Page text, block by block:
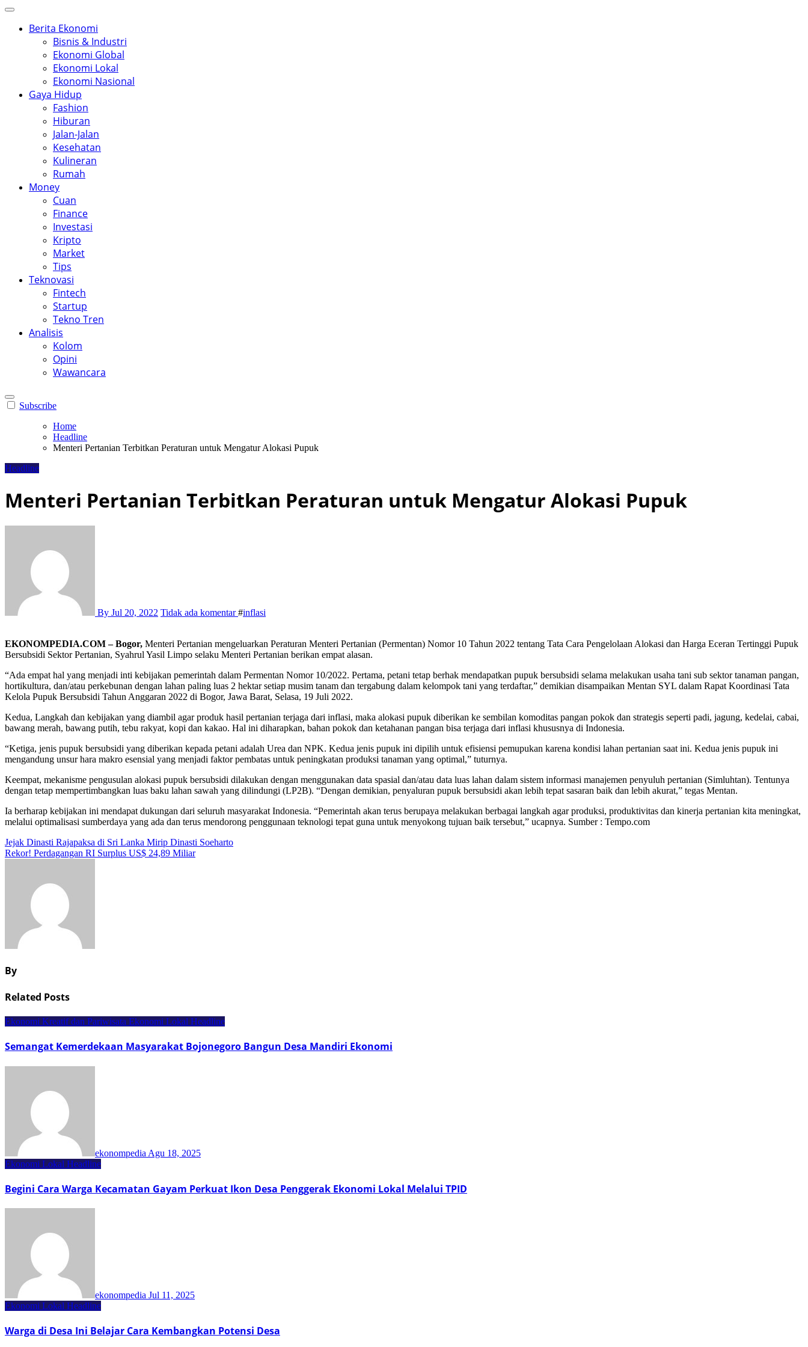
Berita Ekonomi
Bisnis & Industri
Ekonomi Global
Ekonomi Lokal
Ekonomi Nasional
Gaya Hidup
Fashion
Hiburan
Jalan-Jalan
Kesehatan
Kulineran
Rumah
Money
Cuan
Finance
Investasi
Kripto
Market
Tips
Teknovasi
Fintech
Startup
Tekno Tren
Analisis
Kolom
Opini
Wawancara
Subscribe
Home
Headline
Menteri Pertanian Terbitkan Peraturan untuk Mengatur Alokasi Pupuk
Headline
Menteri Pertanian Terbitkan Peraturan untuk Mengatur Alokasi Pupuk
By Jul 20, 2022 Tidak ada komentar#inflasi
EKONOMPEDIA.COM – Bogor, Menteri Pertanian mengeluarkan Peraturan Menteri Pertanian (Permentan) Nomor 10 Tahun 2022 tentang Tata Cara Pengelolaan Alokasi dan Harga Eceran Tertinggi Pupuk
Bersubsidi Sektor Pertanian, Syahrul Yasil Limpo selaku Menteri Pertanian berikan empat alasan.
“Ada empat hal yang menjadi inti kebijakan pemerintah dalam Permentan Nomor 10/2022. Pertama, petani tetap berhak mendapatkan pupuk bersubsidi selama melakukan usaha tani sub sektor tanaman pangan,
hortikultura, dan/atau perkebunan dengan lahan paling luas 2 hektar setiap musim tanam dan tergabung dalam kelompok tani yang terdaftar,” demikian disampaikan Mentan SYL dalam Rapat Koordinasi Tata
Kelola Pupuk Bersubsidi Tahun Anggaran 2022 di Bogor, Jawa Barat, Selasa, 19 Juli 2022.
Kedua, Langkah dan kebijakan yang diambil agar produk hasil pertanian terjaga dari inflasi, maka alokasi pupuk diberikan ke sembilan komoditas pangan pokok dan strategis seperti padi, jagung, kedelai, cabai,
bawang merah, bawang putih, tebu rakyat, kopi dan kakao. Hal ini diharapkan, bahan pokok dan ketahanan pangan bisa terjaga dari inflasi khususnya di Indonesia.
“Ketiga, jenis pupuk bersubsidi yang diberikan kepada petani adalah Urea dan NPK. Kedua jenis pupuk ini dipilih untuk efisiensi pemupukan karena kondisi lahan pertanian saat ini. Kedua jenis pupuk ini
mengandung unsur hara makro esensial yang menjadi faktor pembatas untuk peningkatan produksi tanaman yang optimal,” tuturnya.
Keempat, mekanisme pengusulan alokasi pupuk bersubsidi dilakukan dengan menggunakan data spasial dan/atau data luas lahan dalam sistem informasi manajemen penyuluh pertanian (Simluhtan). Tentunya
dengan tetap mempertimbangkan luas baku lahan sawah yang dilindungi (LP2B). “Dengan demikian, penyaluran pupuk bersubsidi akan lebih tepat sasaran baik dan lebih akurat,” tegas Mentan.
Ia berharap kebijakan ini mendapat dukungan dari seluruh masyarakat Indonesia. “Pemerintah akan terus berupaya melakukan berbagai langkah agar produksi, produktivitas dan kinerja pertanian kita meningkat,
melalui optimalisasi sumberdaya yang ada dan terus mendorong penggunaan teknologi tepat guna untuk menyokong tujuan baik tersebut,” ucapnya. Sumber : Tempo.com
Navigasi
Jejak Dinasti Rajapaksa di Sri Lanka Mirip Dinasti Soeharto
Rekor! Perdagangan RI Surplus US$ 24,89 Miliar
By
Related Posts
Ekonomi Kreatif dan Pariwisata Ekonomi Lokal Headline
Semangat Kemerdekaan Masyarakat Bojonegoro Bangun Desa Mandiri Ekonomi
ekonompedia Agu 18, 2025
Ekonomi Lokal Headline
Begini Cara Warga Kecamatan Gayam Perkuat Ikon Desa Penggerak Ekonomi Lokal Melalui TPID
ekonompedia Jul 11, 2025
Ekonomi Lokal Headline
Warga di Desa Ini Belajar Cara Kembangkan Potensi Desa